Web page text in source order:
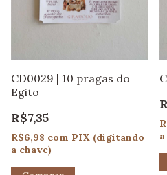
CD0029 | 10 pragas do
Egito
R$7,35
R$6,98 com PIX (digitando
a chave)